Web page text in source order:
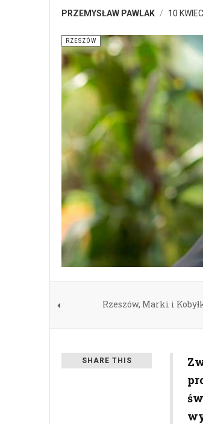
PRZEMYSŁAW PAWLAK 10
RZESZÓW
Rzeszów, Marki i
SHARE THIS